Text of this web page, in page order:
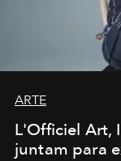
ARTE
L'Officiel Art,
juntam para